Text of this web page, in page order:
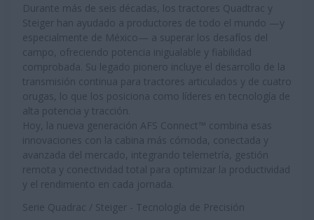
Durante más de seis décadas, los tractores Quadtrac y
Steiger han ayudado a productores de todo el mundo —y
especialmente de México— a superar los desafíos del
campo, ofreciendo potencia inigualable y fiabilidad
comprobada. Su legado pionero incluye el desarrollo de la
transmisión continua para tractores articulados y de cuatro
orugas, lo que los posiciona como líderes en tecnología de
alta potencia y tracción.
Hoy, la nueva generación AFS Connect™ combina esas
innovaciones con la cabina más cómoda, conectada y
avanzada del mercado, integrando telemetría, gestión
remota y conectividad total para optimizar la productividad
y el rendimiento en cada jornada.
Serie Quadrac / Steiger - Tecnología de Precisión